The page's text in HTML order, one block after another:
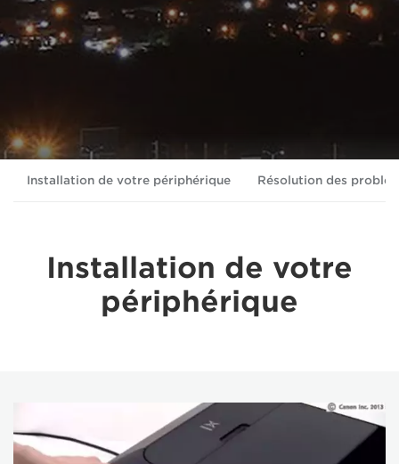
Installation de votre périphérique Résolution des
Installation de votre
périphérique